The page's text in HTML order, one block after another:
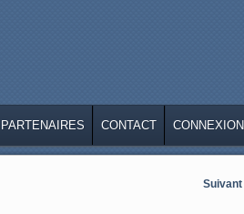
PARTENAIRES CONTACT CONNEXION
Suivant